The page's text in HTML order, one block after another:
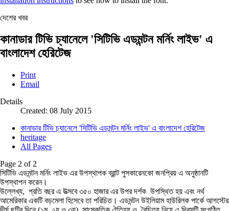
দেশের খবর
কানাডার টিভি চ্যানেলে 'সিটিভি এডমন্টন মর্নিং লাইভ' এ
বাংলাদেশ হেরিটেজ
Print
Email
Details
Created: 08 July 2015
কানাডার টিভি চ্যানেলে 'সিটিভি এডমন্টন মর্নিং লাইভ' এ বাংলাদেশ হেরিটেজ
heritage
All Pages
Page 2 of 2
সিটিভি এডমন্টন মর্নিং লাইভ এর উপস্থাপক ব্রান্ট পুসকারেনকো জনপ্রিয় এ অনুষ্ঠানটি
উপস্থাপন করেন।
উল্লেখ্য, প্রতি বছর এ উত্সবে ৩৫০ হাজার এর উপর দর্শক উপস্থিত হয় এবং নর্থ
আমেরিকার একটি বড়মেলা হিসেবে তা পরিচিত। এডমন্টন উইলিয়াম হাউরিলক পার্কে আগস্টের